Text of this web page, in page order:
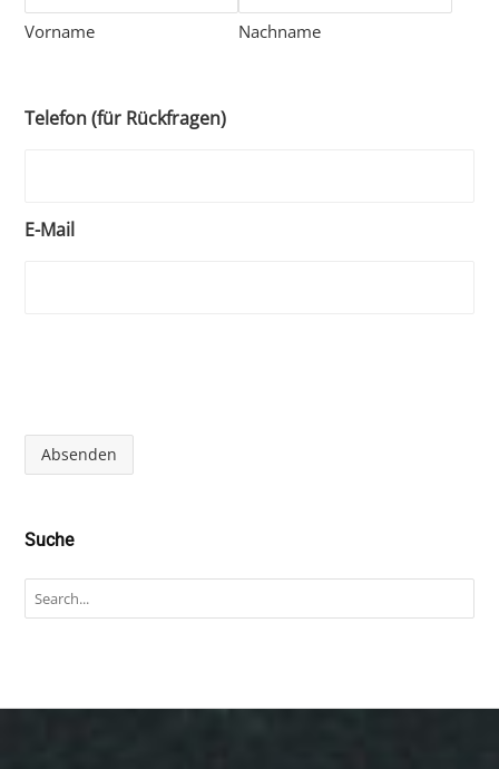
Vorname Nachname
Telefon (für Rückfragen)
E-Mail
Absenden
Suche